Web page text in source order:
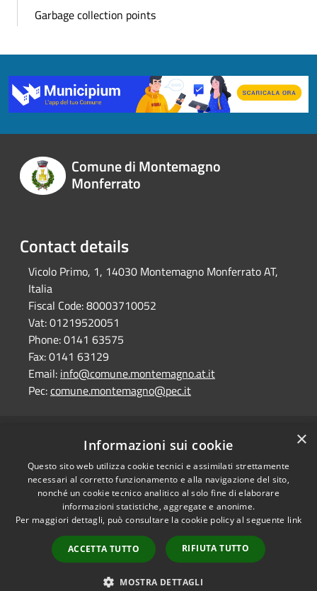
Garbage collection points
Comune di Montemagno
Monferrato
Contact details
Vicolo Primo, 1, 14030 Montemagno Monferrato AT,
Italia
Fiscal Code:80003710052
Vat:01219520051
Phone:0141 63575
Fax:0141 63129
Email: info@comune.montemagno.at.it
Pec:comune.montemagno@pec.it
Privacy
Cookie
Dati fiscali e fatturazione
elettronica
Dichiarazione di
Comune convenzionato
Progetto|Convenzione
Adesioni
•Accesso redazione
×
Informazioni sui cookie
Questo sito web utilizza cookie tecnici e assimilati strettamente
necessari al corretto funzionamento e alla navigazione del sito,
nonché un cookie tecnico analitico al solo fine di elaborare
informazioni statistiche, aggregate e anonime.
Per maggiori dettagli, può consultare la cookie policy al seguente link
ACCETTA TUTTO RIFIUTA TUTTO
MOSTRA DETTAGLI